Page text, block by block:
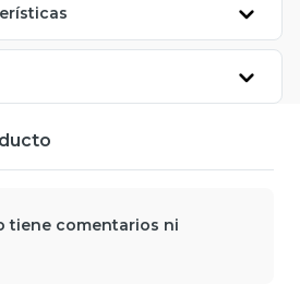
tiene comentarios ni